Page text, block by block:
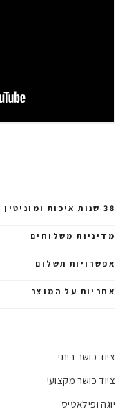
38 שנות איכות ומוניטין
מדיניות משלוחים
אפשרויות תשלום
אחריות על המוצר
ציוד כושר ביתי
ציוד כושר מקצועי
יוגה ופילאטיס